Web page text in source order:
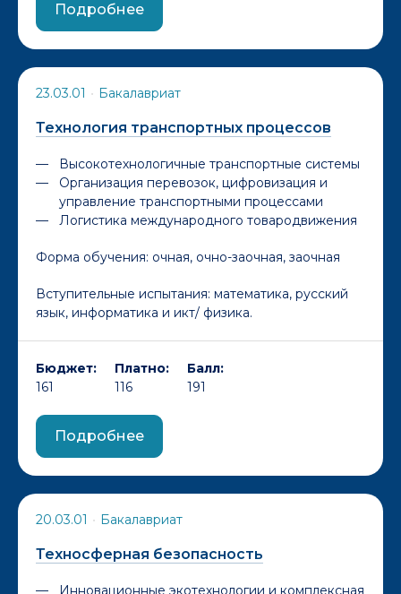
Подробнее
23.03.01 • Бакалавриат
Технология транспортных процессов
Высокотехнологичные транспортные системы
Организация перевозок, цифровизация и
управление транспортными процессами
Логистика международного товародвижения
Форма обучения: очная, очно-заочная, заочная
Вступительные испытания: математика, русский
язык, информатика и икт/ физика.
Бюджет:
161
Платно:
116
Балл:
191
Подробнее
20.03.01 • Бакалавриат
Техносферная безопасность
Инновационные экотехнологии и комплексная